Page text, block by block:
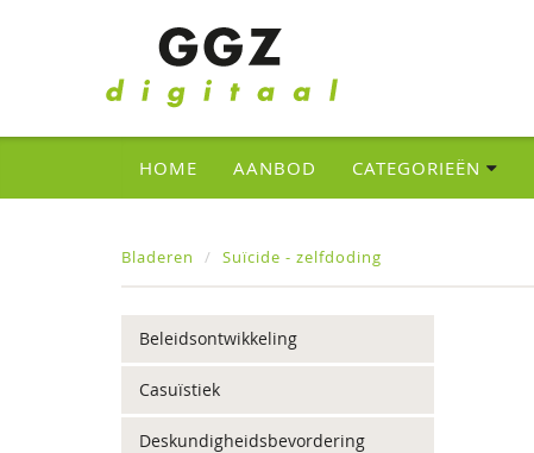
HOME AANBOD CATEGORIEËN
Bladeren Suïcide - zelfdoding
Beleidsontwikkeling
Casuïstiek
Deskundigheidsbevordering